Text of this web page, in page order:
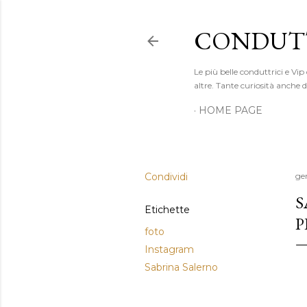
Le più belle conduttrici e Vip
altre. Tante curiosità anche
HOME PAGE
Condividi
Etichette
foto
Instagram
Sabrina Salerno